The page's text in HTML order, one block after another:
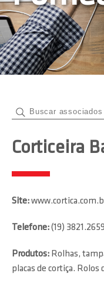
Corticeira
Site:
Telefone:(19) 3821.2659
Produtos: Rolhas,
placas de cortiça. Rolos